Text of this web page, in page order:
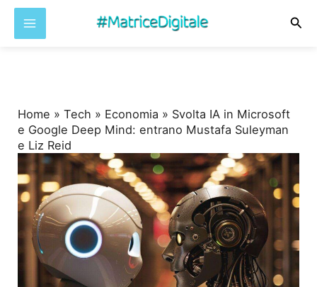
Home »Tech » Economia » Svolta IA in Microsoft
e Google Deep Mind: entrano Mustafa Suleyman
e Liz Reid